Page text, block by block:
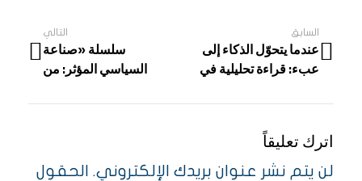
تصفّح
المقالات
السابق
عندما يتحوّل الذكاء إلى
عبء: قراءة تحليلية في
التالي
سلسلة «صناعة
السياسي المؤثر: من
اترك تعليقاً
لن يتم نشر عنوان بريدك الإلكتروني. الحقول